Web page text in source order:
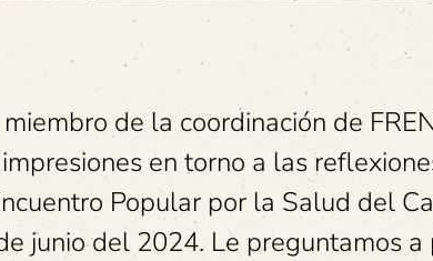
de la coordinación de
en torno a las
Popular por la Salud del
junio del 2024. Le preguntamos